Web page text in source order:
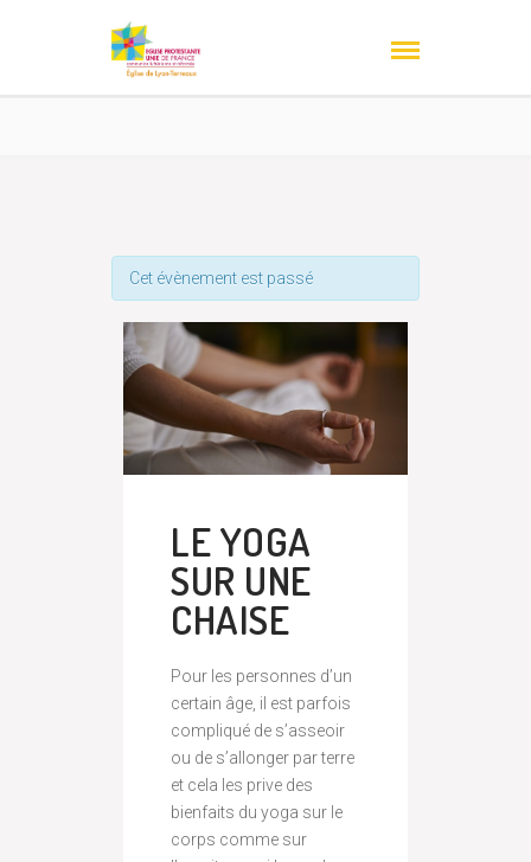
Cet évènement est passé
LE YOGA
SUR UNE
CHAISE
Pour les personnes d’un
certain âge, il est parfois
compliqué de s’asseoir
ou de s’allonger par terre
et cela les prive des
bienfaits du yoga sur le
corps comme sur